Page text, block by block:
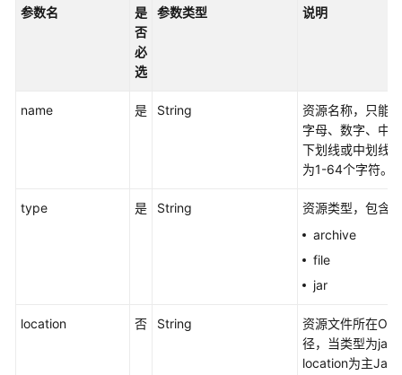
参数名
是
否
必
选
参数类型 说明
name 是 String
资源名称，只能
字母、数字、中
下划线或中划线
为1-64个字符。
type 是 String
资源类型，包含：
archive
file
jar
location 否 String
资源文件所在
径，当类型为jar
location为主Jar